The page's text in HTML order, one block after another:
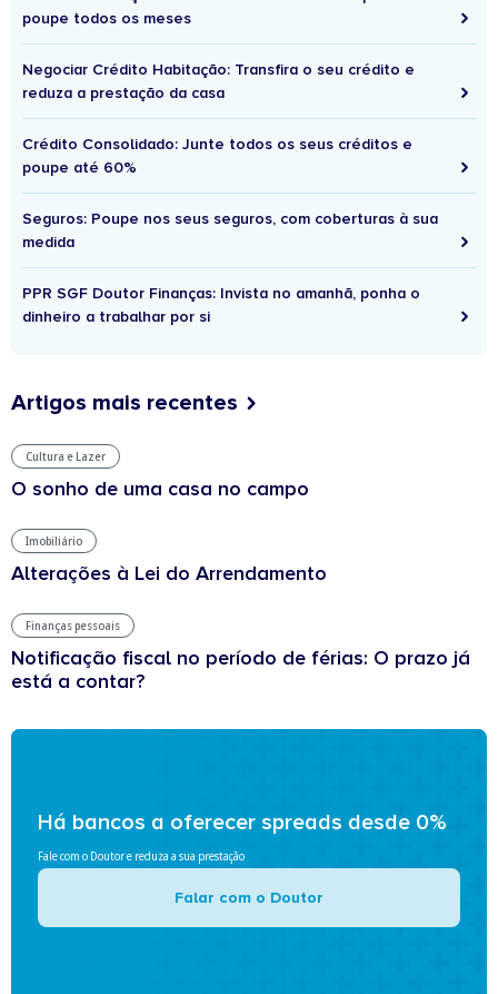
poupe todos os meses
Negociar Crédito Habitação: Transfira o seu crédito e
reduza a prestação da casa
Crédito Consolidado: Junte todos os seus créditos e
poupe até 60%
Seguros: Poupe nos seus seguros, com coberturas à sua
medida
PPR SGF Doutor Finanças: Invista no amanhã, ponha o
dinheiro a trabalhar por si
Artigos mais recentes
Cultura e Lazer
O sonho de uma casa no campo
Imobiliário
Alterações à Lei do Arrendamento
Finanças pessoais
Notificação fiscal no período de férias: O prazo já
está a contar?
Há bancos a oferecer spreads desde 0%
Fale com o Doutor e reduza a sua prestação
Falar com o Doutor